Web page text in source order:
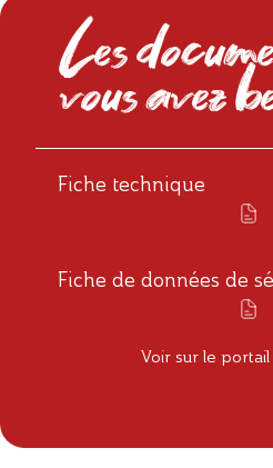
Les
vous avez
Fiche technique
Fiche de données de
Voir sur le